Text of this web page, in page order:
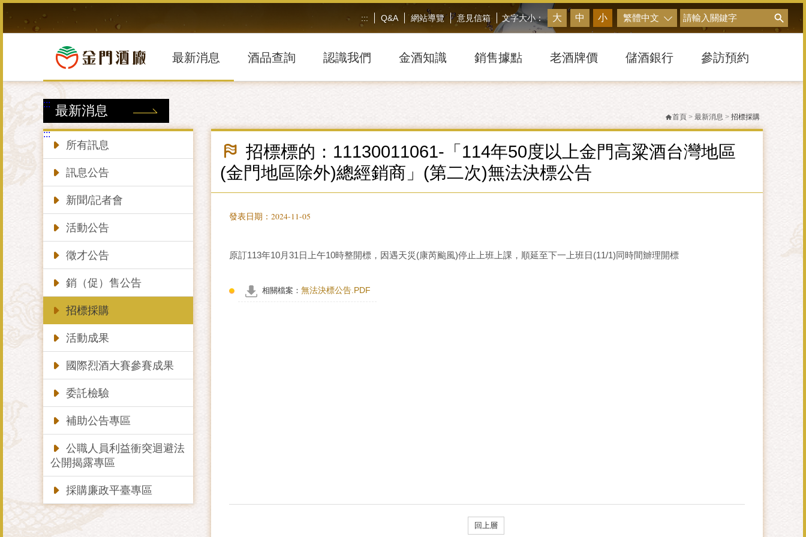
到
塊
搜尋
繁體中文
文字大小： 大 中 小
::: Q&A 網站導覽 意見信箱
最新消息 酒品查詢 認識我們 金酒知識 銷售據點 老酒牌價 儲酒銀行 參訪預約
:::
:::
最新消息
所有訊息
訊息公告
新聞/記者會
活動公告
徵才公告
銷（促）售公告
招標採購
活動成果
國際烈酒大賽參賽成果
委託檢驗
補助公告專區
公職人員利益衝突迴避法
公開揭露專區
採購廉政平臺專區
首頁 > 最新消息 > 招標採購
招標標的：11130011061-「114年50度以上金門高粱酒台灣地區
(金門地區除外)總經銷商」(第二次)無法決標公告
發表日期：2024-11-05
原訂113年10月31日上午10時整開標，因遇天災(康芮颱風)停止上班上課，順延至下一上班日(11/1)同時間辧理開標
相關檔案： 無法決標公告.PDF
回上層